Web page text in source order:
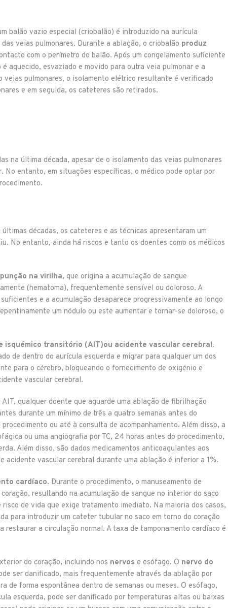
balão vazio especial (criobalão) é introduzido na aurícula
veias pulmonares. Durante a ablação, o criobalão produz
com o perímetro do balão. Após um congelamento suficiente
aquecido, esvaziado e movido para outra veia pulmonar e a
pulmonares, o isolamento elétrico resultante é verificado
e em seguida, os cateteres são retirados.
na última década, apesar de o isolamento das veias pulmonares
entanto, em situações específicas, o médico pode optar por
décadas, os cateteres e as técnicas apresentaram um
No entanto, ainda há riscos e tanto os doentes como os médicos
na virilha, que origina a acumulação de sangue
(hematoma), frequentemente sensível ou doloroso. A
e a acumulação desaparece progressivamente ao longo
um nódulo ou este aumentar e tornar-se doloroso, o
isquémico transitório (AIT)ou acidente vascular cerebral.
de dentro do aurícula esquerda e migrar para qualquer um dos
para o cérebro, bloqueando o fornecimento de oxigénio e
vascular cerebral.
qualquer doente que aguarde uma ablação de fibrilhação
durante um mínimo de três a quatro semanas antes do
ou até à consulta de acompanhamento. Além disso, a
ou uma angiografia por TC, 24 horas antes do procedimento,
Além disso, são dados medicamentos anticoagulantes aos
acidente vascular cerebral durante uma ablação é inferior a 1%.
cardíaco. Durante o procedimento, o manuseamento de
resultando na acumulação de sangue no interior do saco
de vida que exige tratamento imediato. Na maioria dos casos,
para introduzir um cateter tubular no saco em torno do coração
a circulação normal. A taxa de tamponamento cardíaco é
do coração, incluindo nos nervos e esófago. O nervo do
ser danificado, mais frequentemente através da ablação por
de forma espontânea dentro de semanas ou meses. O esófago,
esquerda, pode ser danificado por temperaturas altas ou baixas